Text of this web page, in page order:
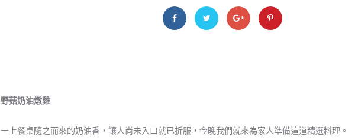
野菇奶油燉雞
一上餐桌隨之而來的奶油香，讓人尚未入口就已折服，今晚我們就來為家人準備這道精選料理。